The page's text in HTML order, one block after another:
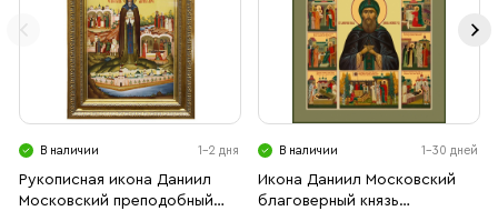
В наличии 1-2 дня
Рукописная икона Даниил
Московский преподобный
В наличии 1-30 дней
Икона Даниил Московский
благоверный князь